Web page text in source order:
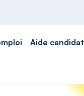
Aide candidat